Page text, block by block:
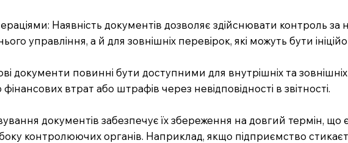
Наявність документів дозволяє здійснювати контроль
управління, а й для зовнішніх перевірок, які можуть бути
документи повинні бути доступними для внутрішніх та
втрат або штрафів через невідповідності в звітності.
документів забезпечує їх збереження на довгий термін,
боку контролюючих органів. Наприклад, якщо підприємство